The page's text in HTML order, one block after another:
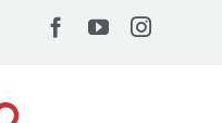
Facebook
YouTubeInstagram